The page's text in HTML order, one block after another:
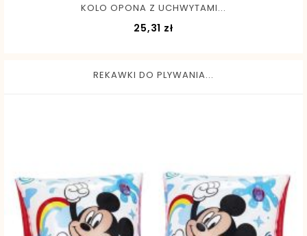
KOLO OPONA Z UCHWYTAMI...
25,31 zł
REKAWKI DO PLYWANIA...